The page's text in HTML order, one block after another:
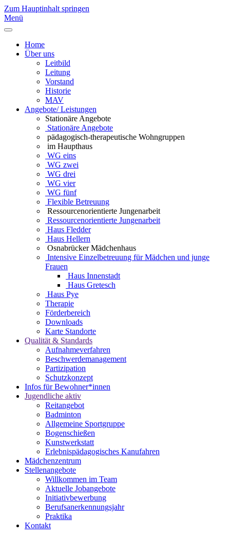
Zum Hauptinhalt springen
Menü
Home
Über uns
Leitbild
Leitung
Vorstand
Historie
MAV
Angebote/ Leistungen
Stationäre Angebote
Stationäre Angebote
pädagogisch-therapeutische Wohngruppen
im Haupthaus
WG eins
WG zwei
WG drei
WG vier
WG fünf
Flexible Betreuung
Ressourcenorientierte Jungenarbeit
Ressourcenorientierte Jungenarbeit
Haus Fledder
Haus Hellern
Osnabrücker Mädchenhaus
Intensive Einzelbetreuung für Mädchen und junge
Frauen
Haus Innenstadt
Haus Gretesch
Haus Pye
Therapie
Förderbereich
Downloads
Karte Standorte
Qualität & Standards
Aufnahmeverfahren
Beschwerdemanagement
Partizipation
Schutzkonzept
Infos für Bewohner*innen
Jugendliche aktiv
Reitangebot
Badminton
Allgemeine Sportgruppe
Bogenschießen
Kunstwerkstatt
Erlebnispädagogisches Kanufahren
Mädchenzentrum
Stellenangebote
Willkommen im Team
Aktuelle Jobangebote
Initiativbewerbung
Berufsanerkennungsjahr
Praktika
Kontakt